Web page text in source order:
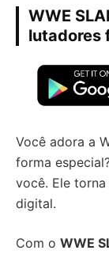
WWE
lutadores
Você adora a
forma
você. Ele
digital.
Com o WWE